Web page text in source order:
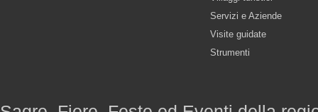
Servizi e Aziende
Visite guidate
Strumenti